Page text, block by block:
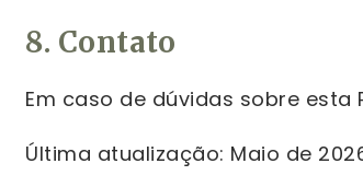
8. Contato
Em caso de dúvidas sobre
Última atualização: Maio de